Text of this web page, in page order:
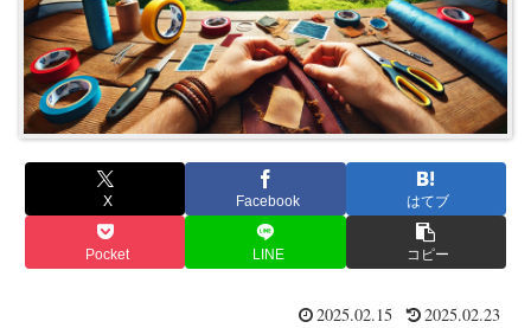
X Facebook はてブ
Pocket LINE コピー
2025.02.15 2025.02.23